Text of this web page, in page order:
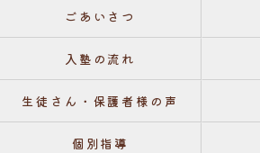
ごあいさつ
入塾の流れ
生徒さん・保護者様の声
個別指導